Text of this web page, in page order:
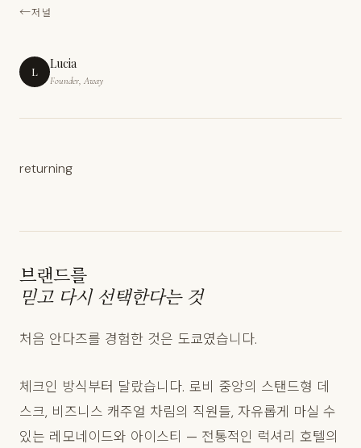
저널
L Lucia
Founder, Away
returning
브랜드를
믿고 다시 선택한다는 것
처음 안다즈를 경험한 것은 도쿄였습니다.
체크인 방식부터 달랐습니다. 로비 중앙의 스탠드형 데
스크, 비즈니스 캐주얼 차림의 직원들, 자유롭게 마실 수
있는 레모네이드와 아이스티 — 전통적인 럭셔리 호텔의